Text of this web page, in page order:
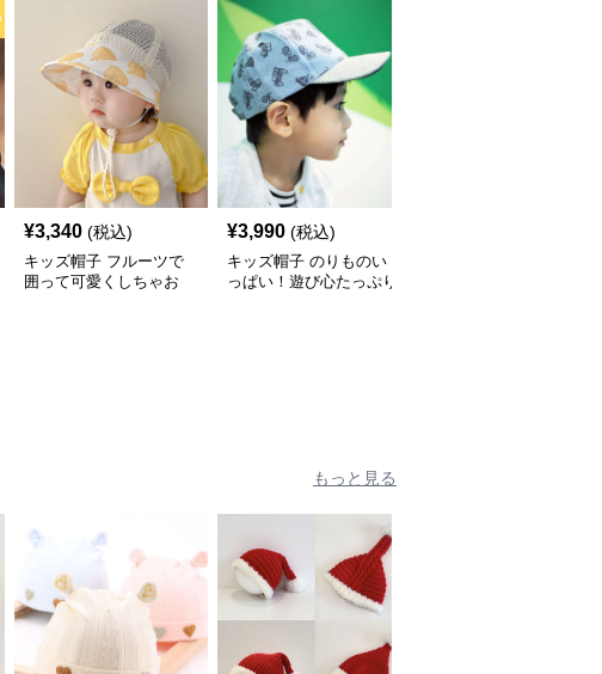
¥3,340 (税込)
キッズ帽子 フルーツで
囲って可愛くしちゃお
¥3,990 (税込)
キッズ帽子 のりものい
っぱい！遊び心たっぷり
もっと見る